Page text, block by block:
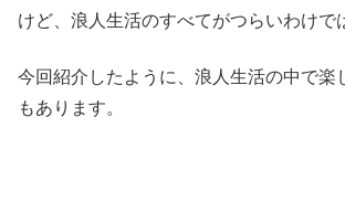
けど、浪人生活のすべてがつらいわけで
今回紹介したように、浪人生活の中で楽
もあります。